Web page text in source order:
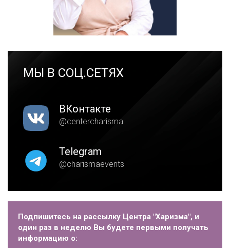
МЫ В СОЦ.СЕТЯХ
ВКонтакте
@centercharisma
Telegram
@charismaevents
Подпишитесь на рассылку Центра "Харизма", и
один раз в неделю Вы будете первыми получать
информацию о: